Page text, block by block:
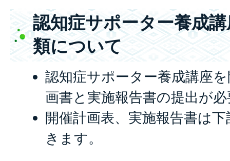
認知症サポーター養成
類について
認知症サポーター養成講座
画書と実施報告書の提出が
開催計画表、実施報告書は
きます。